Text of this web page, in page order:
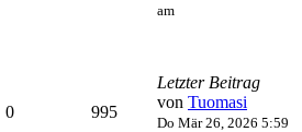
am
0 995
Letzter Beitrag
von Tuomasi
Do Mär 26, 2026 5:59